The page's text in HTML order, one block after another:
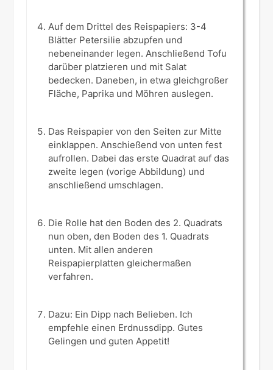
Auf dem Drittel des Reispapiers: 3-4
Blätter Petersilie abzupfen und
nebeneinander legen. Anschließend Tofu
darüber platzieren und mit Salat
bedecken. Daneben, in etwa gleichgroßer
Fläche, Paprika und Möhren auslegen.
Das Reispapier von den Seiten zur Mitte
einklappen. Anschießend von unten fest
aufrollen. Dabei das erste Quadrat auf das
zweite legen (vorige Abbildung) und
anschließend umschlagen.
Die Rolle hat den Boden des 2. Quadrats
nun oben, den Boden des 1. Quadrats
unten. Mit allen anderen
Reispapierplatten gleichermaßen
verfahren.
Dazu: Ein Dipp nach Belieben. Ich
empfehle einen Erdnussdipp. Gutes
Gelingen und guten Appetit!